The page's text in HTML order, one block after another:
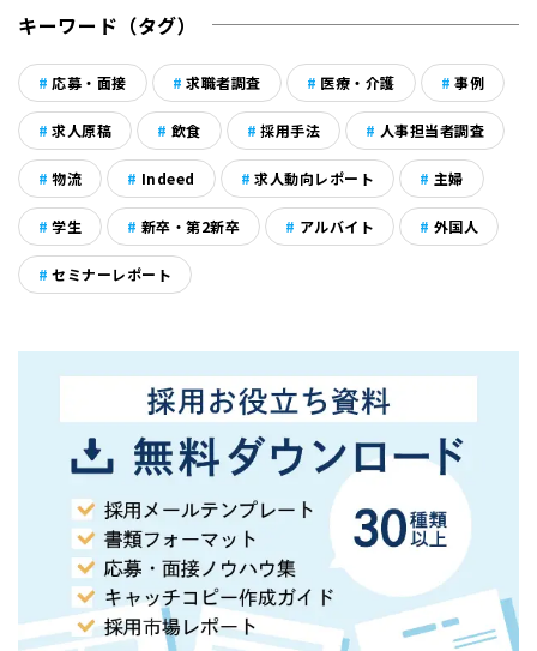
キーワード（タグ）
応募・面接 求職者調査 医療・介護 事例
求人原稿 飲食 採用手法 人事担当者調査
物流 Indeed 求人動向レポート 主婦
学生 新卒・第2新卒 アルバイト 外国人
セミナーレポート